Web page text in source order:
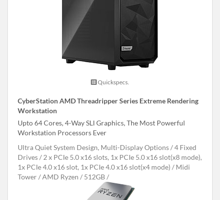
Quickspecs.
CyberStation AMD Threadripper Series Extreme Rendering
Workstation
Upto 64 Cores, 4-Way SLI Graphics, The Most Powerful
Workstation Processors Ever
Ultra Quiet System Design, Multi-Display Options
4 Fixed
Drives
2 x PCIe 5.0 x16 slots, 1x PCIe 5.0 x16 slot(x8 mode),
1x PCIe 4.0 x16 slot, 1x PCIe 4.0 x16 slot(x4 mode)
Midi
Tower
AMD Ryzen 512GB